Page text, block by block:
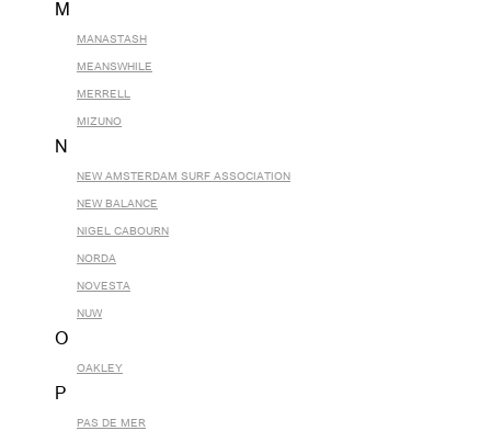
M
MANASTASH
MEANSWHILE
MERRELL
MIZUNO
N
NEW AMSTERDAM SURF ASSOCIATION
NEW BALANCE
NIGEL CABOURN
NORDA
NOVESTA
NUW
O
OAKLEY
P
PAS DE MER